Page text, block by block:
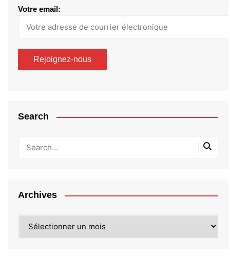
Votre email:
Search
Archives